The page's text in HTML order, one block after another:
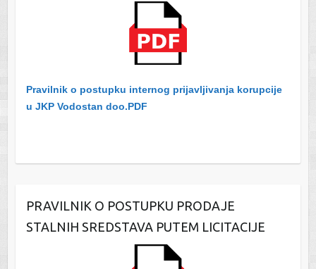
Pravilnik o postupku internog prijavljivanja korupcije
u JKP Vodostan doo.PDF
PRAVILNIK O POSTUPKU PRODAJE
STALNIH SREDSTAVA PUTEM LICITACIJE